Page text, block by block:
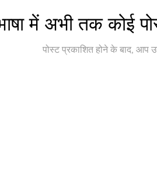
में अभी तक कोई
पोस्ट प्रकाशित होने के बाद, आप